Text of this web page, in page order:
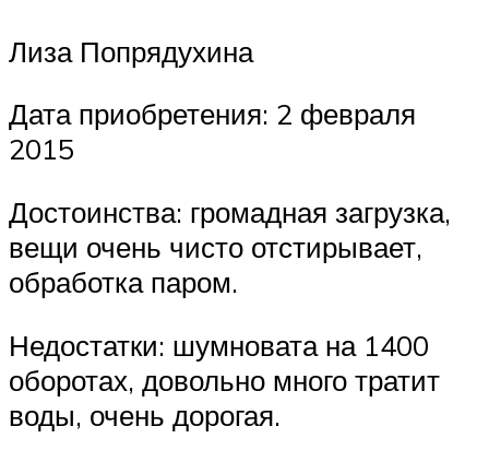
Лиза Попрядухина
Дата приобретения: 2 февраля
2015
Достоинства: громадная загрузка,
вещи очень чисто отстирывает,
обработка паром.
Недостатки: шумновата на 1400
оборотах, довольно много тратит
воды, очень дорогая.